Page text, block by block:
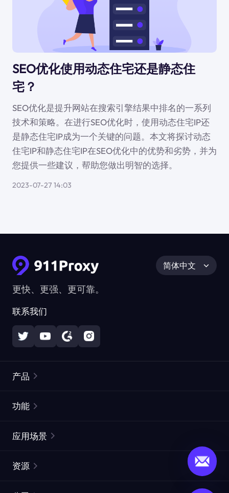
SEO优化使用动态住宅还是静态住
宅？
SEO优化是提升网站在搜索引擎结果中排名的一系列
技术和策略。在进行SEO优化时，使用动态住宅IP还
是静态住宅IP成为一个关键的问题。本文将探讨动态
住宅IP和静态住宅IP在SEO优化中的优势和劣势，并为
您提供一些建议，帮助您做出明智的选择。
2023-07-27 14:03
更快、更强、更可靠。
联系我们
简体中文
产品
静态住宅代理
功能
ISP代理
应用场景
资源